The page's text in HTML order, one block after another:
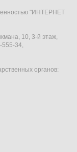
"ИНТЕРНЕТ
10, 3-й этаж,
555-34,
органов: